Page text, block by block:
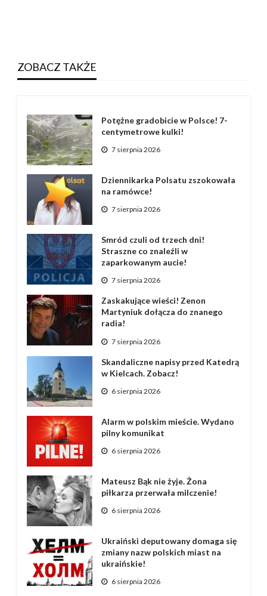
ZOBACZ TAKŻE
Potężne gradobicie w Polsce! 7-
centymetrowe kulki!
7 sierpnia 2026
Dziennikarka Polsatu zszokowała
na ramówce!
7 sierpnia 2026
Smród czuli od trzech dni!
Straszne co znaleźli w
zaparkowanym aucie!
7 sierpnia 2026
Zaskakujące wieści! Zenon
Martyniuk dołącza do znanego
radia!
7 sierpnia 2026
Skandaliczne napisy przed Katedrą
w Kielcach. Zobacz!
6 sierpnia 2026
Alarm w polskim mieście. Wydano
pilny komunikat
6 sierpnia 2026
Mateusz Bąk nie żyje. Żona
piłkarza przerwała milczenie!
6 sierpnia 2026
Ukraiński deputowany domaga się
zmiany nazw polskich miast na
ukraińskie!
6 sierpnia 2026